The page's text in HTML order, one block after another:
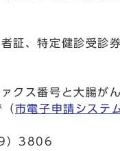
証、特定健診受診券
クス番号と大腸が
市電子申請システ
）3806